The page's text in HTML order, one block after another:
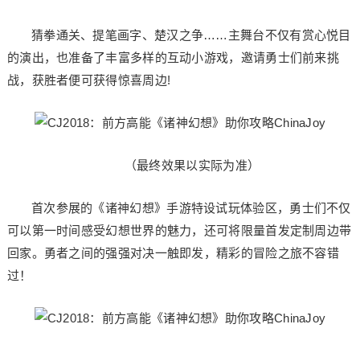
猜拳通关、提笔画字、楚汉之争……主舞台不仅有赏心悦目
的演出，也准备了丰富多样的互动小游戏，邀请勇士们前来挑
战，获胜者便可获得惊喜周边!
（最终效果以实际为准）
首次参展的《诸神幻想》手游特设试玩体验区，勇士们不仅
可以第一时间感受幻想世界的魅力，还可将限量首发定制周边带
回家。勇者之间的强强对决一触即发，精彩的冒险之旅不容错
过！